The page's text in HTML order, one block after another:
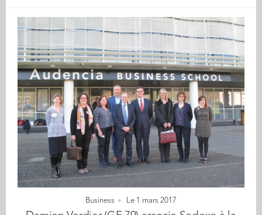
Business Le 1 mars 2017